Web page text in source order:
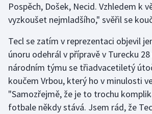
Krasobruslení
Lyže a snowboard
Moderní pětiboj
Motorsport
Pospěch, Došek, Necid. Vzhledem k
vyzkoušet nejmladšího," svěřil se
Tecl se zatím v reprezentaci objevil
únoru odehrál v přípravě v Turecku
národním týmu se třiadvacetiletý
koučem Vrbou, který ho v minulosti
"Samozřejmě, že je to trochu
fotbale někdy stává. Jsem rád, že